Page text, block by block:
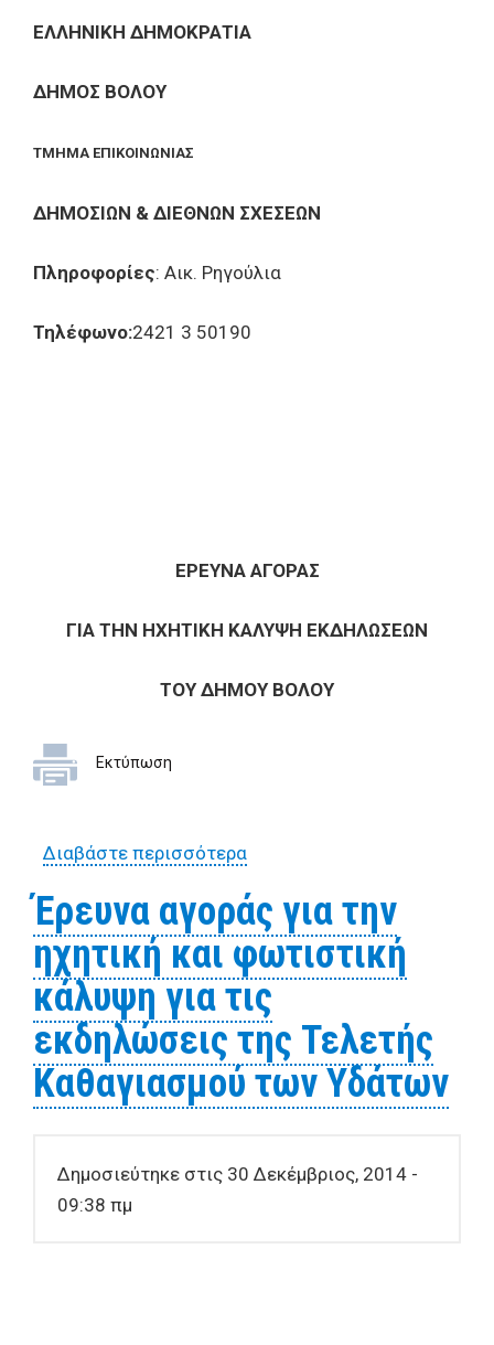
ΕΛΛΗΝΙΚΗ ΔΗΜΟΚΡΑΤΙΑ
ΔΗΜΟΣ ΒΟΛΟΥ
ΤΜΗΜΑ ΕΠΙΚΟΙΝΩΝΙΑΣ
ΔΗΜΟΣΙΩΝ & ΔΙΕΘΝΩΝ ΣΧΕΣΕΩΝ
Πληροφορίες: Αικ. Ρηγούλια
Τηλέφωνο:2421 3 50190
ΕΡΕΥΝΑ ΑΓΟΡΑΣ
ΓΙΑ ΤΗΝ ΗΧΗΤΙΚΗ ΚΑΛΥΨΗ ΕΚΔΗΛΩΣΕΩΝ
ΤΟΥ ΔΗΜΟΥ ΒΟΛΟΥ
Εκτύπωση
Διαβάστε περισσότεραγια Έρευνα αγοράς για την
εκδηλώσεων για την Καθαρά
Δευτέρα
Έρευνα αγοράς για την
ηχητική και φωτιστική
κάλυψη για τις
εκδηλώσεις της Τελετής
Καθαγιασμού των Υδάτων
Δημοσιεύτηκε στις 30 Δεκέμβριος, 2014 -
09:38 πμ